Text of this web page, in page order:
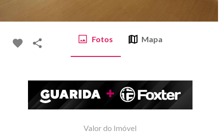
Fotos Mapa
Valor do Imóvel